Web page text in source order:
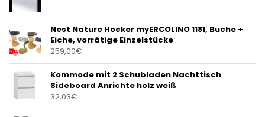
Nest Nature Hocker myERCOLINO 1181, Buche +
Eiche, vorrätige Einzelstücke
259,00€
Kommode mit 2 Schubladen Nachttisch
Sideboard Anrichte holz weiß
32,03€